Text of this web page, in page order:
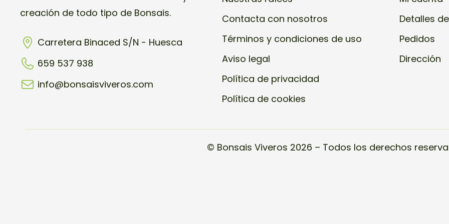
creación de todo tipo de Bonsais.
Carretera Binaced S/N - Huesca
659 537 938
info@bonsaisviveros.com
Contacta con nosotros
Términos y condiciones de uso
Aviso legal
Política de privacidad
Política de cookies
Detalles
Pedidos
Dirección
© Bonsais Viveros 2026 – Todos los derechos